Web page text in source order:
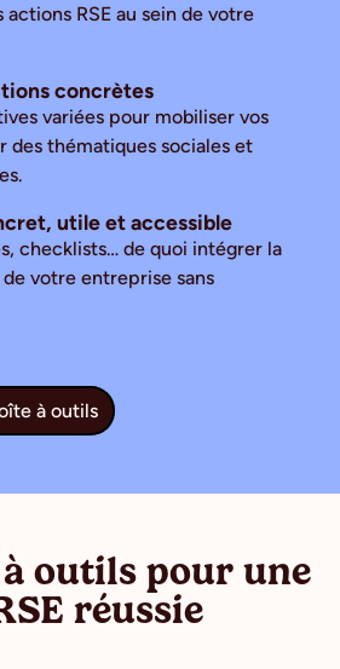
RSE au sein de votre
concrètes
variées pour mobiliser vos
des thématiques sociales et
utile et accessible
checklists… de quoi intégrer la
de votre entreprise sans
à outils
outils pour une
réussie